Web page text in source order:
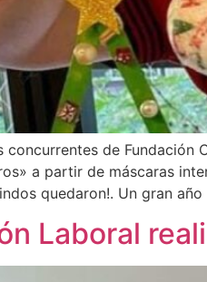
concurrentes de
a partir de máscaras
quedaron!. Un gran
Laboral